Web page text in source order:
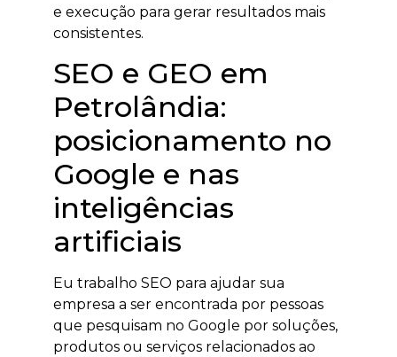
e execução para gerar resultados mais
consistentes.
SEO e GEO em
Petrolândia:
posicionamento no
Google e nas
inteligências
artificiais
Eu trabalho SEO para ajudar sua
empresa a ser encontrada por pessoas
que pesquisam no Google por soluções,
produtos ou serviços relacionados ao